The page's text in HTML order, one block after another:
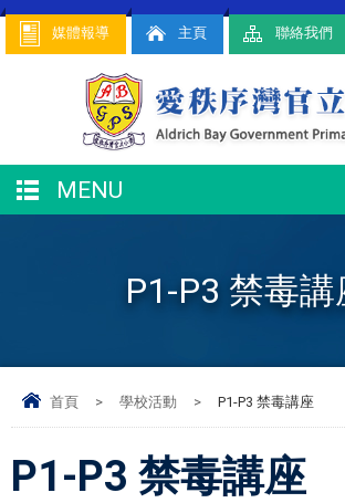
媒體報導 主頁 聯絡我們
MENU
P1-P3 禁毒講
首頁 > 學校活動 > P1-P3 禁毒講座
P1-P3 禁毒講座